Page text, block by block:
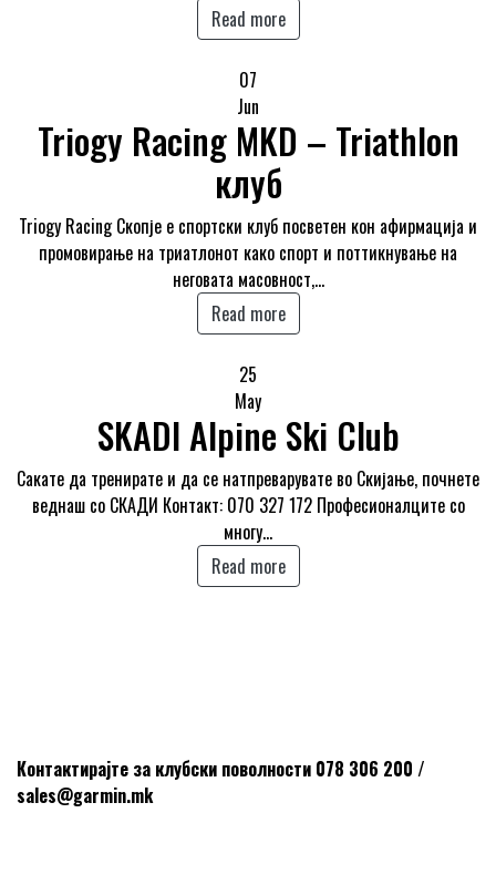
Read more
07
Jun
Triogy Racing MKD – Triathlon
клуб
Triogy Racing Скопје е спортски клуб посветен кон афирмација и
промовирање на триатлонот како спорт и поттикнување на
неговата масовност,…
Read more
25
May
SKADI Alpine Ski Club
Сакате да тренирате и да се натпреварувате во Скијање, почнете
веднаш со СКАДИ Контакт: 070 327 172 Професионалците со
многу…
Read more
Контактирајте за клубски поволности 078 306 200 /
sales@garmin.mk